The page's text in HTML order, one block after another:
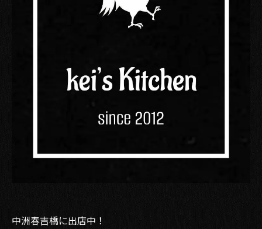
中洲春吉橋に出店中！